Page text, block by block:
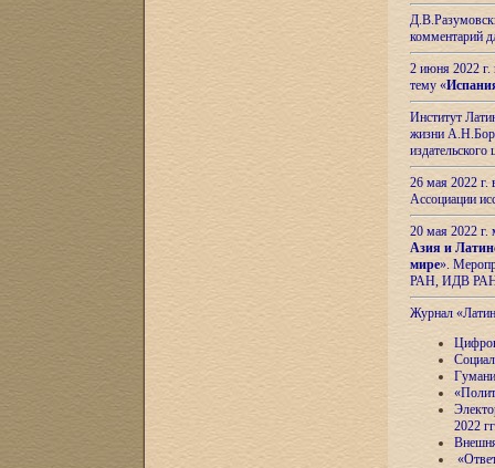
комментарий
2 июня 2022 г.
тему «
Институт
жизни
26 мая 2022
Ассоциации
20 мая 2022
Азия и
мире».
РАН, ИДВ
Журнал
2022